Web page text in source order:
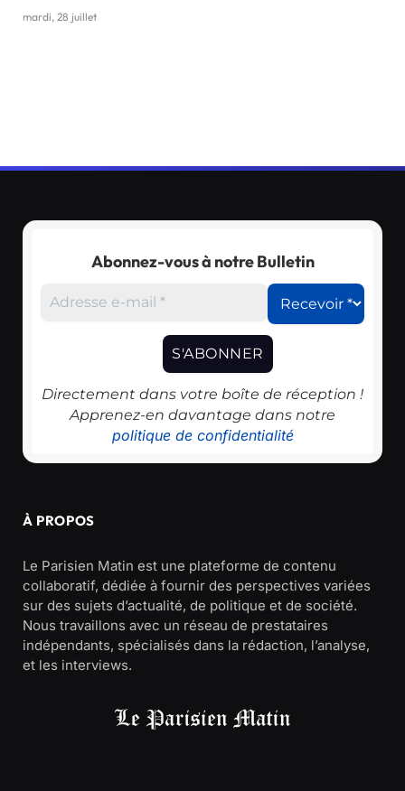
mardi, 28 juillet
Abonnez-vous à notre Bulletin
Directement dans votre boîte de réception !
Apprenez-en davantage dans notre
politique de confidentialité
À PROPOS
Le Parisien Matin est une plateforme de contenu
collaboratif, dédiée à fournir des perspectives variées
sur des sujets d’actualité, de politique et de société.
Nous travaillons avec un réseau de prestataires
indépendants, spécialisés dans la rédaction, l’analyse,
et les interviews.